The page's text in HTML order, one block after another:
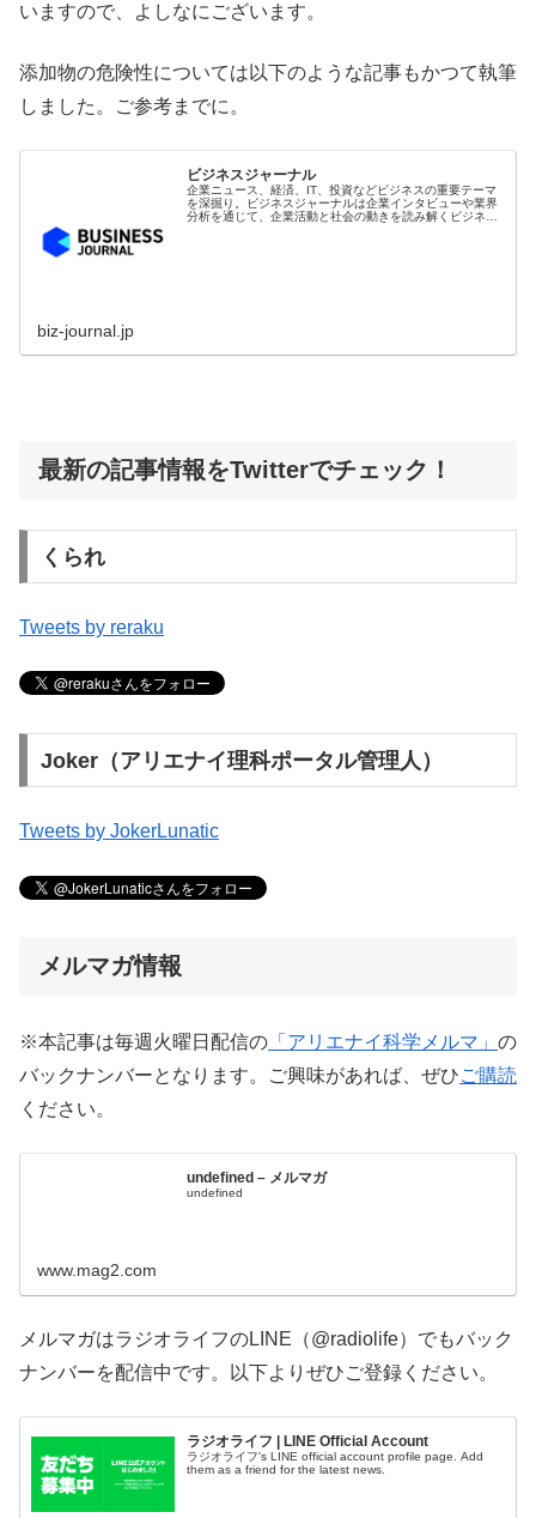
いますので、よしなにございます。
添加物の危険性については以下のような記事もかつて執筆
しました。ご参考までに。
ビジネスジャーナル
企業ニュース、経済、IT、投資などビジネスの重要テーマ
を深掘り。ビジネスジャーナルは企業インタビューや業界
分析を通じて、企業活動と社会の動きを読み解くビジネス
biz-journal.jp
最新の記事情報をTwitterでチェック！
くられ
Tweets by reraku
Joker（アリエナイ理科ポータル管理人）
Tweets by JokerLunatic
メルマガ情報
※本記事は毎週火曜日配信の 「アリエナイ科学メルマ」 の
バックナンバーとなります。ご興味があれば、ぜひご購読
ください。
undefined – メルマガ
undefined
www.mag2.com
メルマガはラジオライフのLINE（@radiolife）でもバック
ナンバーを配信中です。以下よりぜひご登録ください。
ラジオライフ | LINE Official Account
ラジオライフ's LINE official account profile page. Add
them as a friend for the latest news.